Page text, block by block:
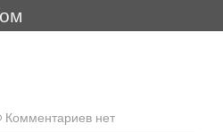
Комментариевк нет